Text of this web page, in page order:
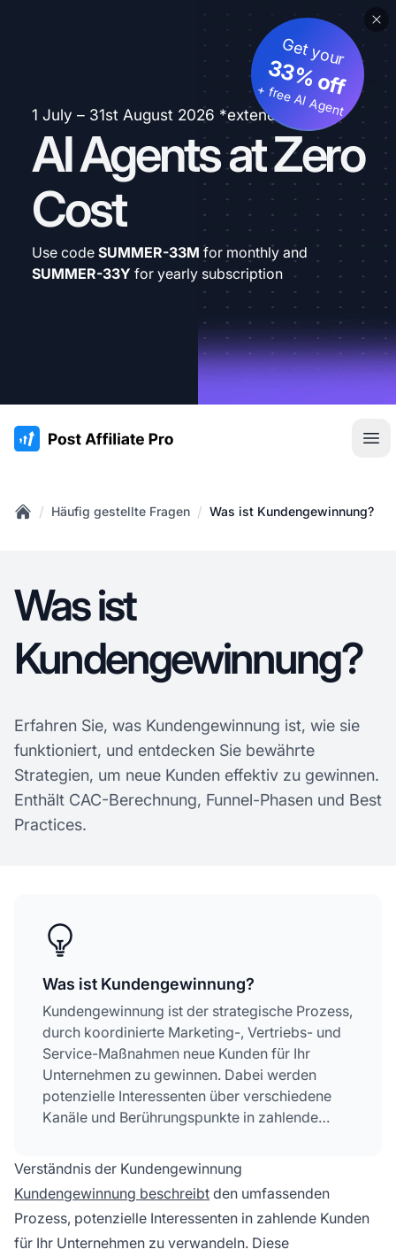
1 July – 31st August 2026 *extended
AI Agents at Zero
Cost
Get your
33% off
+ free AI Agent
Use code SUMMER-33M for monthly and
SUMMER-33Y for yearly subscription
:site.title
/ Häufig gestellte Fragen / Was ist Kundengewinnung?
Was ist
Kundengewinnung?
Erfahren Sie, was Kundengewinnung ist, wie sie
funktioniert, und entdecken Sie bewährte
Strategien, um neue Kunden effektiv zu gewinnen.
Enthält CAC-Berechnung, Funnel-Phasen und Best
Practices.
Was ist Kundengewinnung?
Kundengewinnung ist der strategische Prozess,
durch koordinierte Marketing-, Vertriebs- und
Service-Maßnahmen neue Kunden für Ihr
Unternehmen zu gewinnen. Dabei werden
potenzielle Interessenten über verschiedene
Kanäle und Berührungspunkte in zahlende
Verständnis der Kundengewinnung
Kundengewinnung beschreibt den umfassenden
Prozess, potenzielle Interessenten in zahlende Kunden
für Ihr Unternehmen zu verwandeln. Diese